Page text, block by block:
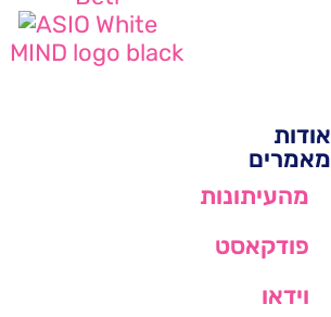
אודות
מאמרים
מהעיתונות
פודקאסט
וידאו